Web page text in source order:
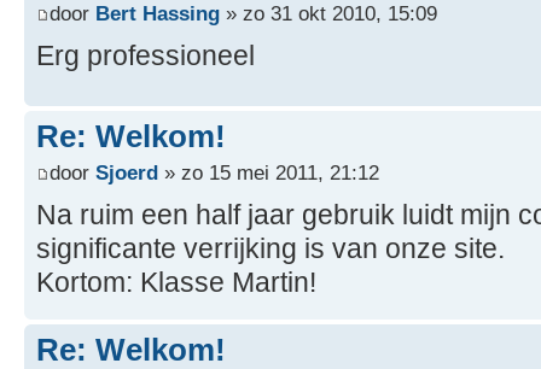
door Bert Hassing » zo 31 okt 2010, 15:09
Erg professioneel
Re: Welkom!
door Sjoerd » zo 15 mei 2011, 21:12
Na ruim een half jaar gebruik luidt mijn
significante verrijking is van onze site.
Kortom: Klasse Martin!
Re: Welkom!